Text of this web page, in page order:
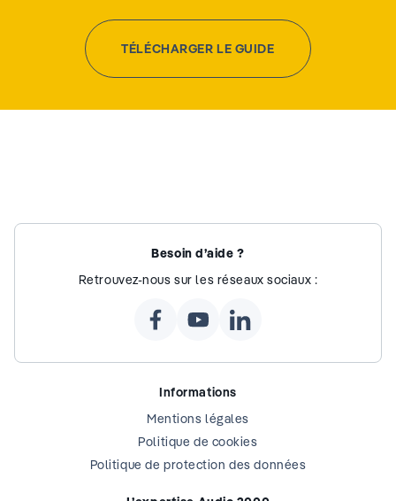
TÉLÉCHARGER LE GUIDE
Besoin d’aide ?
Retrouvez-nous sur les réseaux sociaux :
Informations
Mentions légales
Politique de cookies
Politique de protection des données